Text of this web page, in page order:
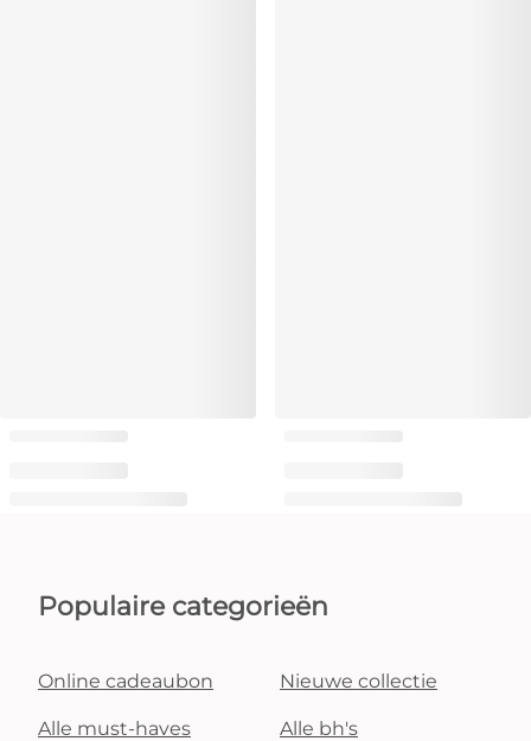
Populaire categorieën
Online cadeaubon Nieuwe collectie
Alle must-haves Alle bh's